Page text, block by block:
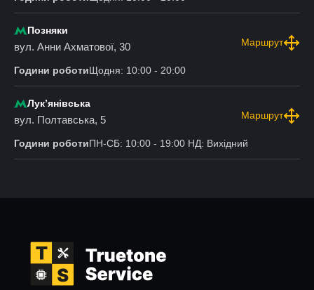
Позняки
вул. Анни Ахматової, 30 Маршрут
Години роботиЩодня: 10:00 - 20:00
Лукʼянівська
вул. Полтавська, 5 Маршрут
Години роботиПН-СБ: 10:00 - 19:00 НД: Вихідний